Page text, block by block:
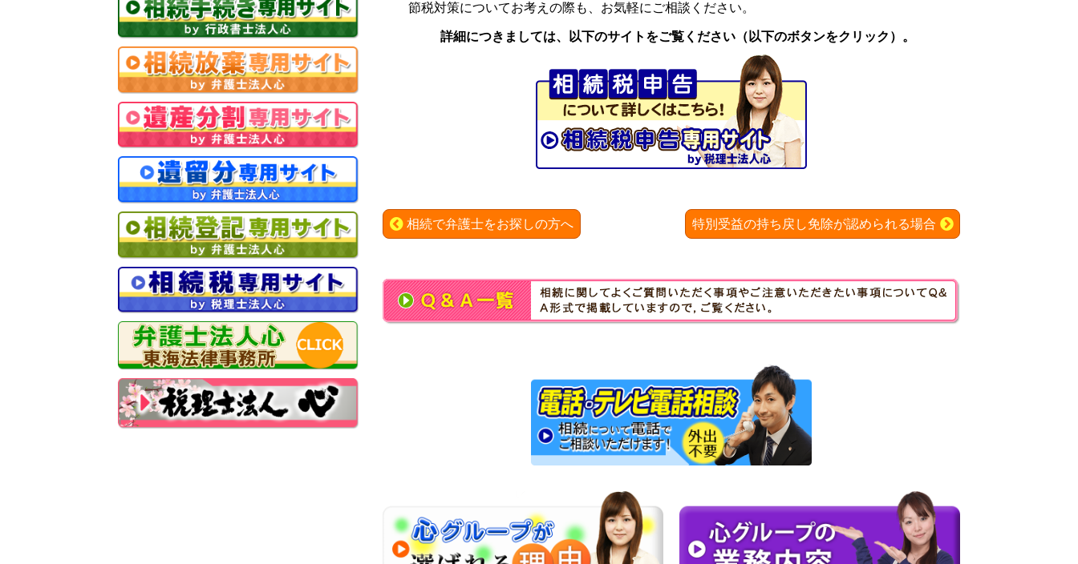
節税対策についてお考えの際も、お気軽にご相談ください。
詳細につきましては、以下のサイトをご覧ください（以下のボタンをクリック）。
相続で弁護士をお探しの方へ 特別受益の持ち戻し免除が認められる場合